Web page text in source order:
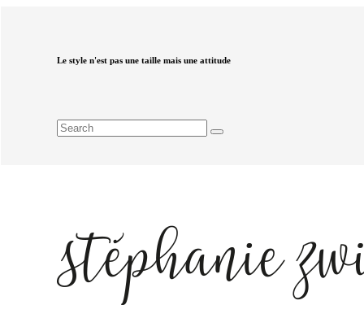
Le style n'est pas une taille mais une attitude